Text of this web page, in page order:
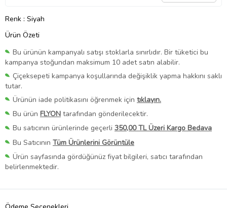
Renk : Siyah
Ürün Özeti
Bu ürünün kampanyalı satışı stoklarla sınırlıdır. Bir tüketici bu
kampanya stoğundan maksimum 10 adet satın alabilir.
Çiçeksepeti kampanya koşullarında değişiklik yapma hakkını saklı
tutar.
Ürünün iade politikasını öğrenmek için tıklayın.
Bu ürün FLYON tarafından gönderilecektir.
Bu satıcının ürünlerinde geçerli 350,00 TL Üzeri Kargo Bedava
Bu Satıcının Tüm Ürünlerini Görüntüle
Ürün sayfasında gördüğünüz fiyat bilgileri, satıcı tarafından
belirlenmektedir.